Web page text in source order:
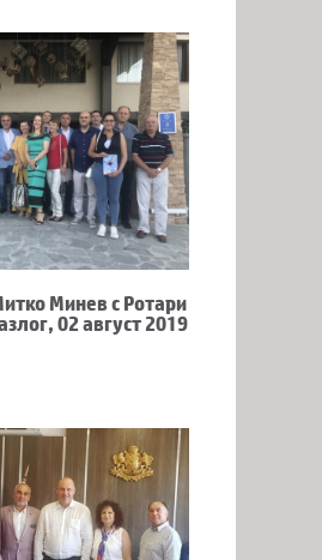
Минев с Ротари
02 август 2019